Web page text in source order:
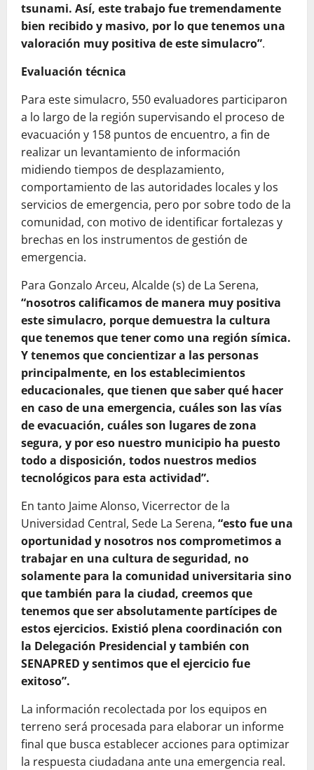
tsunami. Así, este trabajo fue tremendamente
bien recibido y masivo, por lo que tenemos una
valoración muy positiva de este simulacro”.
Evaluación técnica
Para este simulacro, 550 evaluadores participaron
a lo largo de la región supervisando el proceso de
evacuación y 158 puntos de encuentro, a fin de
realizar un levantamiento de información
midiendo tiempos de desplazamiento,
comportamiento de las autoridades locales y los
servicios de emergencia, pero por sobre todo de la
comunidad, con motivo de identificar fortalezas y
brechas en los instrumentos de gestión de
emergencia.
Para Gonzalo Arceu, Alcalde (s) de La Serena,
“nosotros calificamos de manera muy positiva
este simulacro, porque demuestra la cultura
que tenemos que tener como una región símica.
Y tenemos que concientizar a las personas
principalmente, en los establecimientos
educacionales, que tienen que saber qué hacer
en caso de una emergencia, cuáles son las vías
de evacuación, cuáles son lugares de zona
segura, y por eso nuestro municipio ha puesto
todo a disposición, todos nuestros medios
tecnológicos para esta actividad”.
En tanto Jaime Alonso, Vicerrector de la
Universidad Central, Sede La Serena, “esto fue una
oportunidad y nosotros nos comprometimos a
trabajar en una cultura de seguridad, no
solamente para la comunidad universitaria sino
que también para la ciudad, creemos que
tenemos que ser absolutamente partícipes de
estos ejercicios. Existió plena coordinación con
la Delegación Presidencial y también con
SENAPRED y sentimos que el ejercicio fue
exitoso”.
La información recolectada por los equipos en
terreno será procesada para elaborar un informe
final que busca establecer acciones para optimizar
la respuesta ciudadana ante una emergencia real.